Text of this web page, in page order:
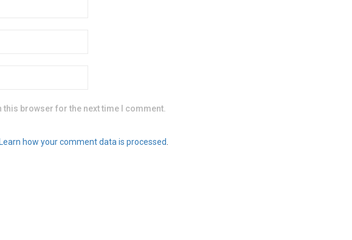
this browser for the next time I comment.
Learn how your comment data is processed